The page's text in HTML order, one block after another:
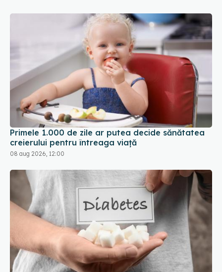
Primele 1.000 de zile ar putea decide sănătatea
creierului pentru întreaga viață
08 aug 2026, 12:00